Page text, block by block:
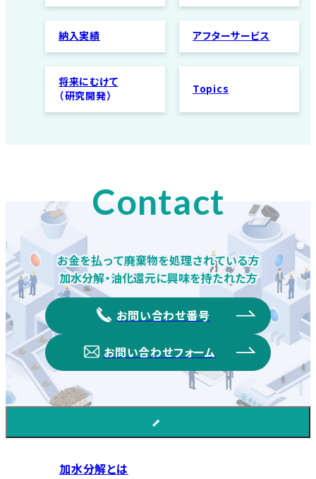
納入実績 アフターサービス
将来にむけて
（研究開発）
Topics
Contact
お金を払って廃棄物を処理されている方
加水分解・油化還元に興味を持たれた方
お問い合わせ番号
お問い合わせフォーム
加水分解とは